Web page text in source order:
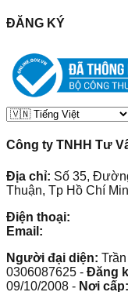
ĐĂNG KÝ
Công ty TNHH Tư
Địa chỉ: Số 35,
Thuận, Tp Hồ Chí
Điện thoại:
Email:
Người đại diện:
0306087625 - Đăng
09/10/2008 - Nơi cấp: